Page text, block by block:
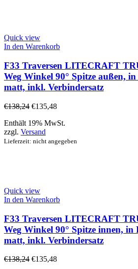
Quick view
In den Warenkorb
F33 Traversen LITECRAFT
Weg Winkel 90° Spitze außen,
matt, inkl. Verbindersatz
€138,24 €135,48
Enthält 19% MwSt.
zzgl. Versand
Lieferzeit: nicht angegeben
Quick view
In den Warenkorb
F33 Traversen LITECRAFT
Weg Winkel 90° Spitze innen,
matt, inkl. Verbindersatz
€138,24 €135,48